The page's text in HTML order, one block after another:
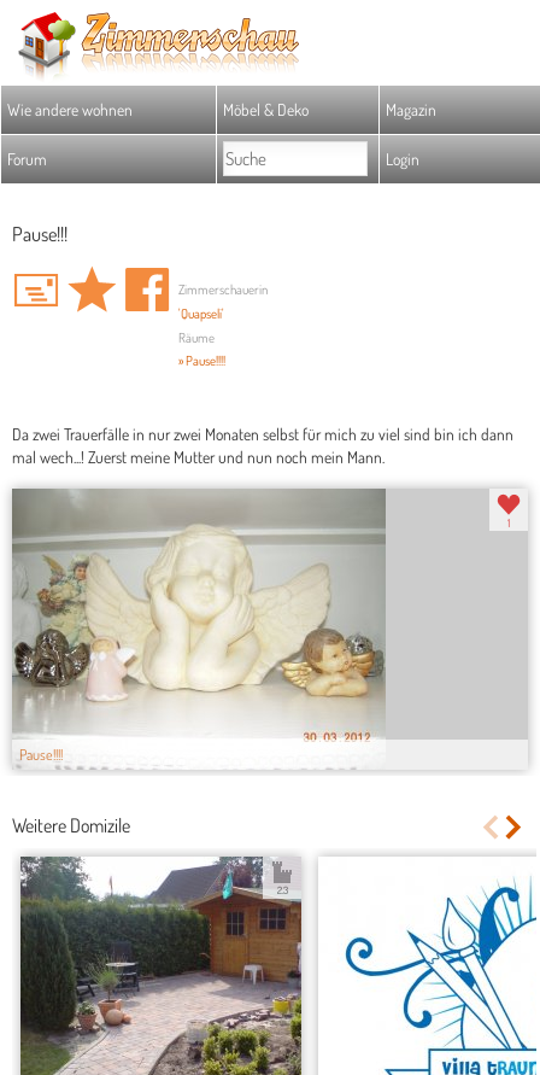
Wie andere wohnen Möbel & Deko Magazin
Forum Login
Pause!!!
Zimmerschauerin
'Quapseli'
Räume
» Pause!!!!
Da zwei Trauerfälle in nur zwei Monaten selbst für mich zu viel sind bin ich dann
mal wech...! Zuerst meine Mutter und nun noch mein Mann.
Pause!!!!
1
Weitere Domizile
2.3